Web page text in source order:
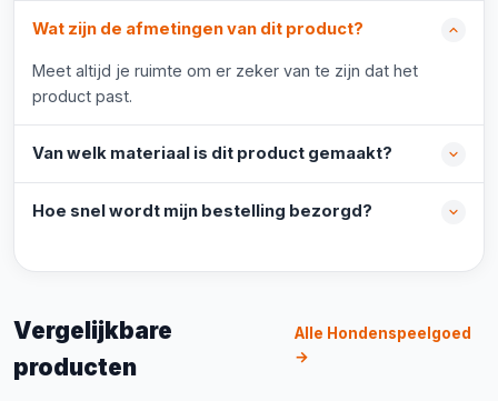
Wat zijn de afmetingen van dit product?
Meet altijd je ruimte om er zeker van te zijn dat het
product past.
Van welk materiaal is dit product gemaakt?
Hoe snel wordt mijn bestelling bezorgd?
Vergelijkbare
producten
Alle Hondenspeelgoed
→